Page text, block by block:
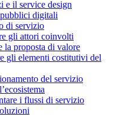
e il service design
digitali
di servizio
gli attori coinvolti
la proposta di valore
gli elementi costitutivi del
del servizio
i flussi di servizio